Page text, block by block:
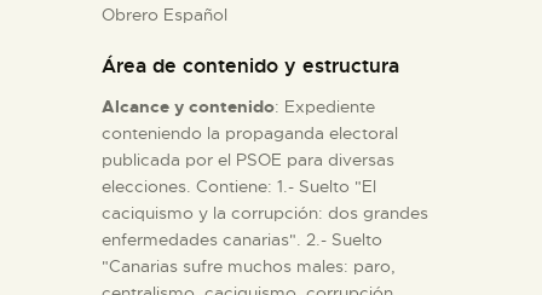
Obrero Español
Área de contenido y estructura
Alcance y contenido: Expediente
conteniendo la propaganda electoral
publicada por el PSOE para diversas
elecciones. Contiene: 1.- Suelto "El
caciquismo y la corrupción: dos grandes
enfermedades canarias". 2.- Suelto
"Canarias sufre muchos males: paro,